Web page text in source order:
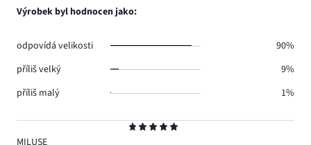
5
Výrobek byl hodnocen jako:
odpovídá velikosti
90%
příliš velký
9%
příliš malý
1%